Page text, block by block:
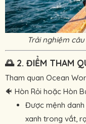
Trải nghiệm
🌅 2. ĐIỂM THAM
Tham quan Ocean
🐠 Hòn Rỏi hoặc Hòn
Được mệnh danh
xanh trong vắt,